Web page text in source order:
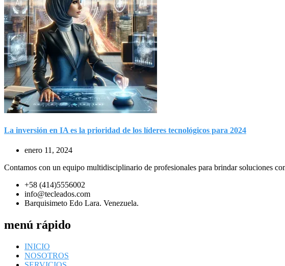
La inversión en IA es la prioridad de los líderes tecnológicos para 2024
enero 11, 2024
Contamos con un equipo multidisciplinario de profesionales para brindar soluciones
+58 (414)5556002
info@tecleados.com
Barquisimeto Edo Lara. Venezuela.
menú rápido
INICIO
NOSOTROS